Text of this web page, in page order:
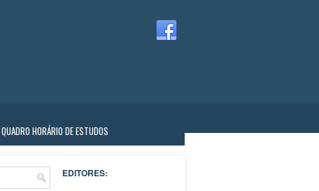
QUADRO HORÁRIO DE ESTUDOS
EDITORES: